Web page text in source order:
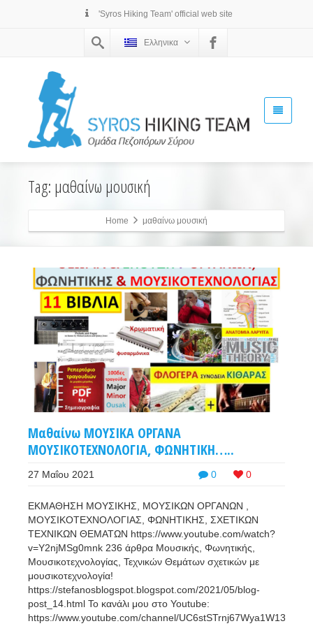
'Syros Hiking Team' official web site
Ελληνικα
Tag: μαθαίνω μουσική
Home μαθαίνω μουσική
Μαθαίνω ΜΟΥΣΙΚΑ ΟΡΓΑΝΑ
ΜΟΥΣΙΚΟΤΕΧΝΟΛΟΓΙΑ, ΦΩΝΗΤΙΚΗ…..
0 0
27 Μαΐου 2021
ΕΚΜΑΘΗΣΗ ΜΟΥΣΙΚΗΣ, ΜΟΥΣΙΚΩΝ ΟΡΓΑΝΩΝ ,
ΜΟΥΣΙΚΟΤΕΧΝΟΛΟΓΙΑΣ, ΦΩΝΗΤΙΚΗΣ, ΣΧΕΤΙΚΩΝ
ΤΕΧΝΙΚΩΝ ΘΕΜΑΤΩΝ https://www.youtube.com/watch?
v=Y2njMSg0mnk 236 άρθρα Μουσικής, Φωνητικής,
Μουσικοτεχνολογίας, Τεχνικών Θεμάτων σχετικών με
μουσικοτεχνολογία!
https://stefanosblogspot.blogspot.com/2021/05/blog-
post_14.html Το κανάλι μου στο Youtube:
https://www.youtube.com/channel/